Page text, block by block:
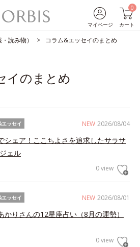
マイページ
0
カート
読み物） コラム&エッセイのまとめ
イのまとめ
NEW 2026/08/04
エッセイ
シェア！ここちよさを追求したサラサ
ェル
0 view
NEW 2026/08/01
エッセイ
かりさんの12星座占い（8月の運勢）
0 view